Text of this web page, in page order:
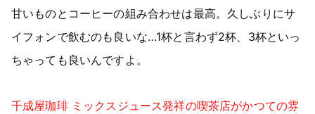
甘いものとコーヒーの組み合わせは最高。久しぶりにサ
イフォンで飲むのも良いな…1杯と言わず2杯、3杯といっ
ちゃっても良いんですよ。
千成屋珈琲 ミックスジュース発祥の喫茶店がかつての雰